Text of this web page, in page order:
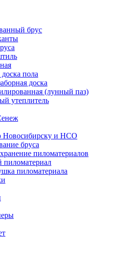
брус
пола
доска
(лунный паз)
утеплитель
Новосибирску и НСО
бруса
пиломатериалов
пиломатериал
пиломатериала